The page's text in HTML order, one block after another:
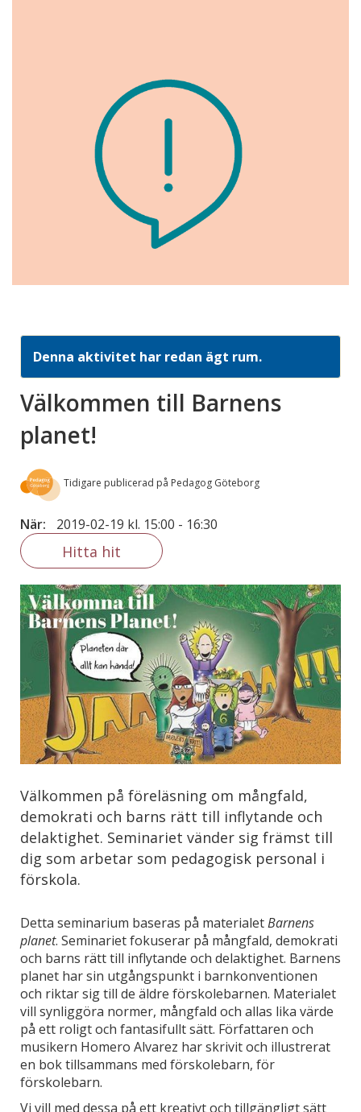
Denna aktivitet har redan ägt rum.
Välkommen till Barnens
planet!
Tidigare publicerad på Pedagog Göteborg
När: 2019-02-19 kl. 15:00 - 16:30
Hitta hit
Välkommen på föreläsning om mångfald,
demokrati och barns rätt till inflytande och
delaktighet. Seminariet vänder sig främst till
dig som arbetar som pedagogisk personal i
förskola.
Detta seminarium baseras på materialetBarnens
planet. Seminariet fokuserar på mångfald, demokrati
och barns rätt till inflytande och delaktighet. Barnens
planet har sin utgångspunkt i barnkonventionen
och riktar sig till de äldre förskolebarnen. Materialet
vill synliggöra normer, mångfald och allas lika värde
på ett roligt och fantasifullt sätt. Författaren och
musikern Homero Alvarez har skrivit och illustrerat
en bok tillsammans med förskolebarn, för
förskolebarn.
Vi vill med dessa på ett kreativt och tillgängligt sätt